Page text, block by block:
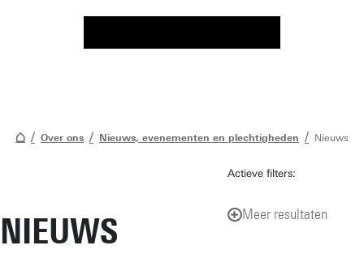
Over ons Nieuws, evenementen en plechtigheden Nieuws
NIEUWS
Actieve filters:
Meer resultaten